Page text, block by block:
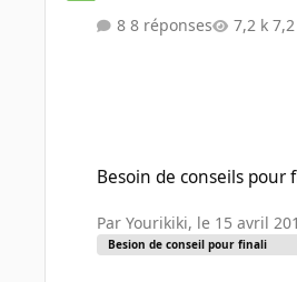
8 réponses
Besoin de conseils pour
ParYourikiki, le 15 avril
Besion de conseil pour finali